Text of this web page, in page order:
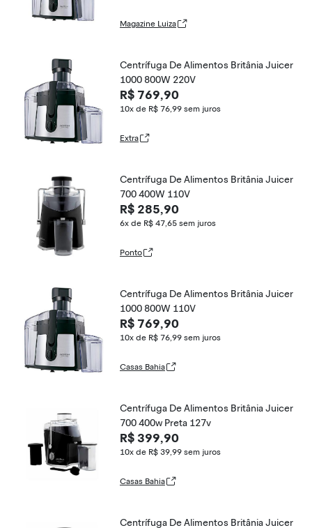
Magazine Luiza
Centrífuga De Alimentos Britânia Juicer
1000 800W 220V
R$ 769,90
10x de R$ 76,99 sem juros
Extra
Centrífuga De Alimentos Britânia Juicer
700 400W 110V
R$ 285,90
6x de R$ 47,65 sem juros
Ponto
Centrífuga De Alimentos Britânia Juicer
1000 800W 110V
R$ 769,90
10x de R$ 76,99 sem juros
Casas Bahia
Centrífuga De Alimentos Britânia Juicer
700 400w Preta 127v
R$ 399,90
10x de R$ 39,99 sem juros
Casas Bahia
Centrífuga De Alimentos Britânia Juicer